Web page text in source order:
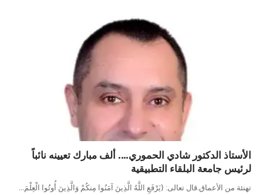
الأستاذ الدكتور شادي الحموري…. ألف مبارك تعيينه نائباً
لرئيس جامعة البلقاء التطبيقية
تهنئة من الأعماق.قال تعالى‏:‏ ‏{‏‏يَرْفَعِ اللَّهُ الَّذِينَ آمَنُوا مِنكُمْ وَالَّذِينَ أُوتُوا الْعِلْمَ…